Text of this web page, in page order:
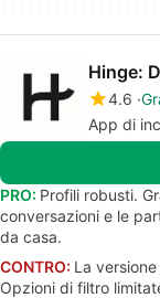
Hinge:
4.6
App di
PRO: Profili robusti.
conversazioni e le
da casa.
CONTRO: La
Opzioni di filtro